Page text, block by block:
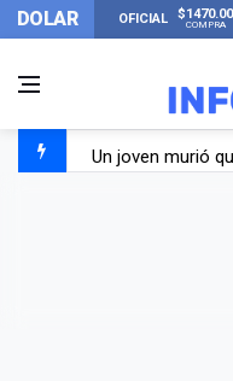
DOLAR OFICIAL $1470.00
COMPRA
Un joven murió